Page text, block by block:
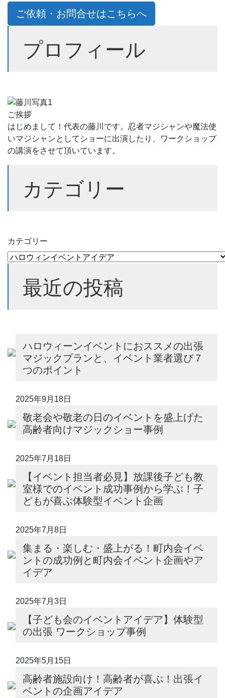
ご依頼・お問合せはこちらへ
プロフィール
ご挨拶
はじめまして！代表の藤川です。忍者マジシャンや魔法使
いマジシャンとしてショーに出演したり、ワークショップ
の講演をさせて頂いています。
カテゴリー
カテゴリー
最近の投稿
ハロウィーンイベントにおススメの出張
マジックプランと、イベント業者選び７
つのポイント
2025年9月18日
敬老会や敬老の日のイベントを盛上げた
高齢者向けマジックショー事例
2025年7月18日
【イベント担当者必見】放課後子ども教
室様でのイベント成功事例から学ぶ！子
どもが喜ぶ体験型イベント企画
2025年7月8日
集まる・楽しむ・盛上がる！町内会イベ
ントの成功例と町内会イベント企画やア
イデア
2025年7月3日
【子ども会のイベントアイデア】体験型
の出張 ワークショップ事例
2025年5月15日
高齢者施設向け！高齢者が喜ぶ！出張イ
ベントの企画アイデア